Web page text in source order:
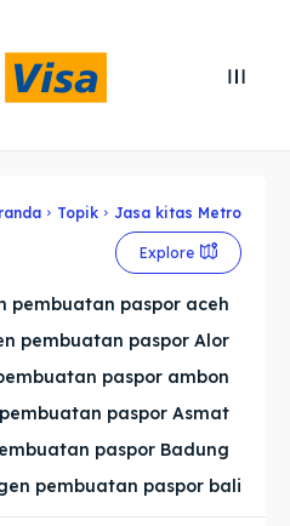
Cari
Cari
destinations
destinations
Topik Jasa kitas Metro
Explore
pembuatan paspor aceh
pembuatan paspor Alor
paspor ambon
paspor Asmat
paspor Badung
pembuatan paspor bali